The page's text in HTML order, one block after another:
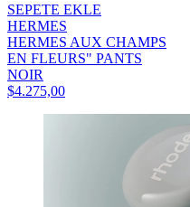
SEPETE EKLE
HERMES
HERMES AUX CHAMPS
EN FLEURS" PANTS
NOIR
$4.275,00